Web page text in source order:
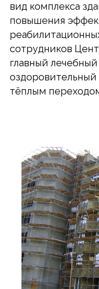
вид комплекса
повышения
сотрудников
главный
тёплым